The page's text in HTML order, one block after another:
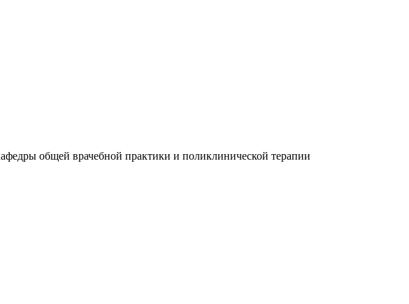
общей врачебной практики и поликлинической терапии